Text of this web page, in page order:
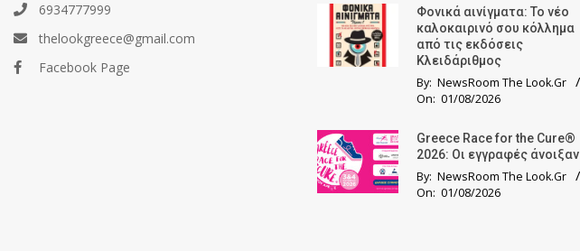
6934777999
thelookgreece@gmail.com
Facebook Page
Φονικά αινίγματα: Το νέο
καλοκαιρινό σου κόλλημα
από τις εκδόσεις
Κλειδάριθμος
By: NewsRoom The Look.Gr
On: 01/08/2026
Greece Race for the Cure®
2026: Οι εγγραφές άνοιξαν
By: NewsRoom The Look.Gr
On: 01/08/2026